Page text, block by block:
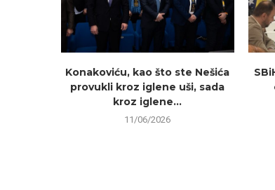
Konakoviću, kao što ste Nešića
provukli kroz iglene uši, sada
kroz iglene...
11/06/2026